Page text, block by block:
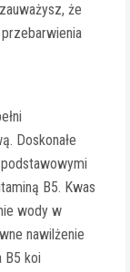
że
Doskonałe
B5. Kwas
wody w
nawilżenie
B5 koi